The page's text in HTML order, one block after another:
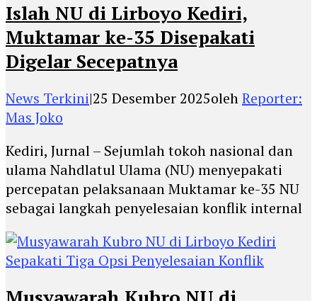
Islah NU di Lirboyo Kediri,
Muktamar ke-35 Disepakati
Digelar Secepatnya
News Terkini|25 Desember 2025olehReporter:
Mas Joko
Kediri, Jurnal – Sejumlah tokoh nasional dan
ulama Nahdlatul Ulama (NU) menyepakati
percepatan pelaksanaan Muktamar ke-35 NU
sebagai langkah penyelesaian konflik internal